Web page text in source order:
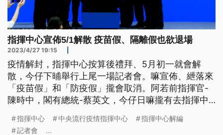
指揮中心宣佈5/1解散 疫苗假、隔離假也欲退場
2023/4/27 19:15
疫情解封，指揮中心按算後禮拜、5月初一就會解
散，今仔下晡舉行上尾一場記者會。嘛宣佈、紲落來
「疫苗假」和「防疫假」攏會取消。阿若前指揮官-
陳時中，閣有總統-蔡英文，今仔日嘛攏有去指揮中
指揮中心 中央流行疫情指揮中心
指揮中心解編
記者會
...